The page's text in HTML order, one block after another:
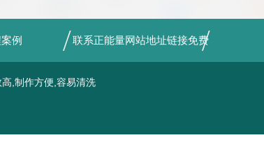
例 联系正能量网站地址链接免费
,制作方便,容易清洗